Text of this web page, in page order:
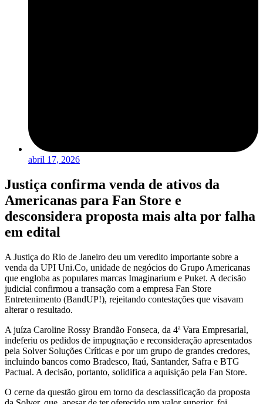
abril 17, 2026
Justiça confirma venda de ativos da
Americanas para Fan Store e
desconsidera proposta mais alta por falha
em edital
A Justiça do Rio de Janeiro deu um veredito importante sobre a
venda da UPI Uni.Co, unidade de negócios do Grupo Americanas
que engloba as populares marcas Imaginarium e Puket. A decisão
judicial confirmou a transação com a empresa Fan Store
Entretenimento (BandUP!), rejeitando contestações que visavam
alterar o resultado.
A juíza Caroline Rossy Brandão Fonseca, da 4ª Vara Empresarial,
indeferiu os pedidos de impugnação e reconsideração apresentados
pela Solver Soluções Críticas e por um grupo de grandes credores,
incluindo bancos como Bradesco, Itaú, Santander, Safra e BTG
Pactual. A decisão, portanto, solidifica a aquisição pela Fan Store.
O cerne da questão girou em torno da desclassificação da proposta